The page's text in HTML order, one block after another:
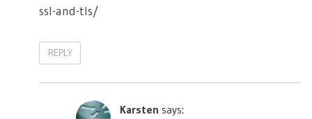
ssl-and-tls/
REPLY
Karsten says: